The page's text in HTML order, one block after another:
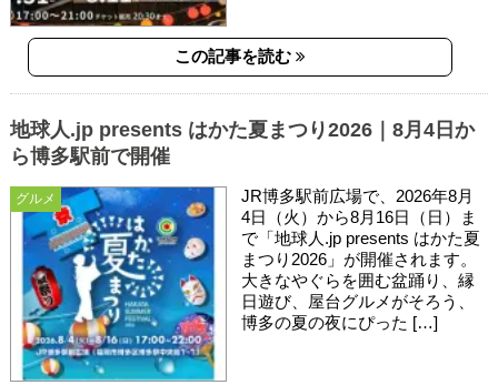
この記事を読む
グルメ
地球人.jp presents はかた夏まつり2026｜8月4日か
ら博多駅前で開催
JR博多駅前広場で、2026年8月
4日（火）から8月16日（日）ま
で「地球人.jp presents はかた夏
まつり2026」が開催されます。
大きなやぐらを囲む盆踊り、縁
日遊び、屋台グルメがそろう、
博多の夏の夜にぴった […]